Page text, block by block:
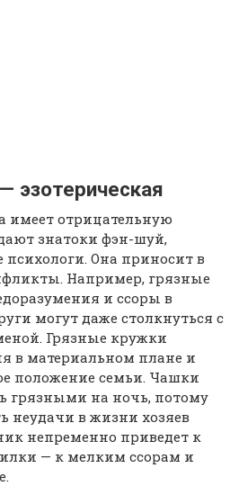
эзотерическая
имеет отрицательную
знатоки фэн-шуй,
психологи. Она приносит в
Например, грязные
и ссоры в
могут даже столкнуться с
Грязные кружки
в материальном плане и
положение семьи. Чашки
грязными на ночь, потому
неудачи в жизни хозяев
непременно приведет к
— к мелким ссорам и